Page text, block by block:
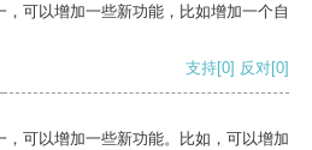
可以增加一些新功能，比如增加一个自
支持[0] 反对[0]
可以增加一些新功能。比如，可以增加